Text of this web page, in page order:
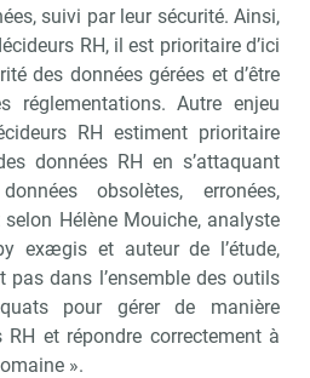
suivi par leur sécurité. Ainsi,
RH, il est prioritaire d’ici
des données gérées et d’être
réglementations. Autre enjeu
RH estiment prioritaire
données RH en s’attaquant
obsolètes, erronées,
Hélène Mouiche, analyste
exægis et auteur de l’étude,
pas dans l’ensemble des outils
pour gérer de manière
et répondre correctement à
».